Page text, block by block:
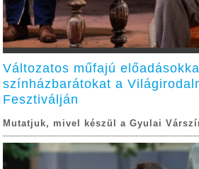
Változatos műfajú
színházbarátokat a
Fesztiválján
Mutatjuk, mivel készül a Gyulai